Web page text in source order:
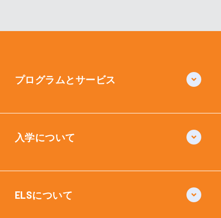
プログラムとサービス
入学について
ELSについて